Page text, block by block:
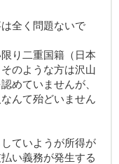
全く問題ないで
り二重国籍（日本
のような方は沢山
めていませんが、
んて殆どいません
ていようが所得が
い義務が発生する